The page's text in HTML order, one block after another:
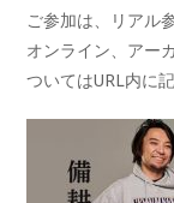
ご参加は、リアル
オンライン、アー
ついてはURL内に